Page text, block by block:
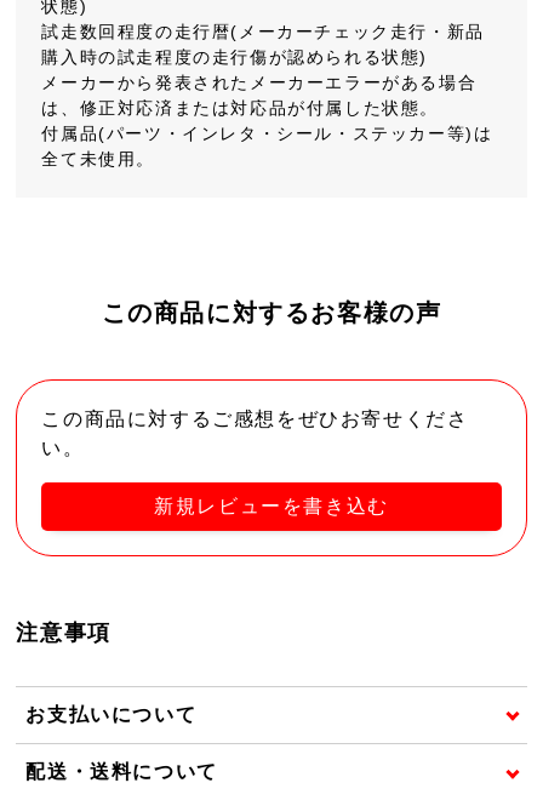
状態)
試走数回程度の走行暦(メーカーチェック走行・新品
購入時の試走程度の走行傷が認められる状態)
メーカーから発表されたメーカーエラーがある場合
は、修正対応済または対応品が付属した状態。
付属品(パーツ・インレタ・シール・ステッカー等)は
全て未使用。
この商品に対するお客様の声
この商品に対するご感想をぜひお寄せくださ
い。
新規レビューを書き込む
注意事項
お支払いについて
配送・送料について